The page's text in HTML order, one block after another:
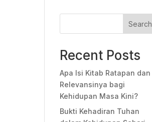
Search
Recent Posts
Apa Isi Kitab Ratapan dan
Relevansinya bagi
Kehidupan Masa Kini?
Bukti Kehadiran Tuhan